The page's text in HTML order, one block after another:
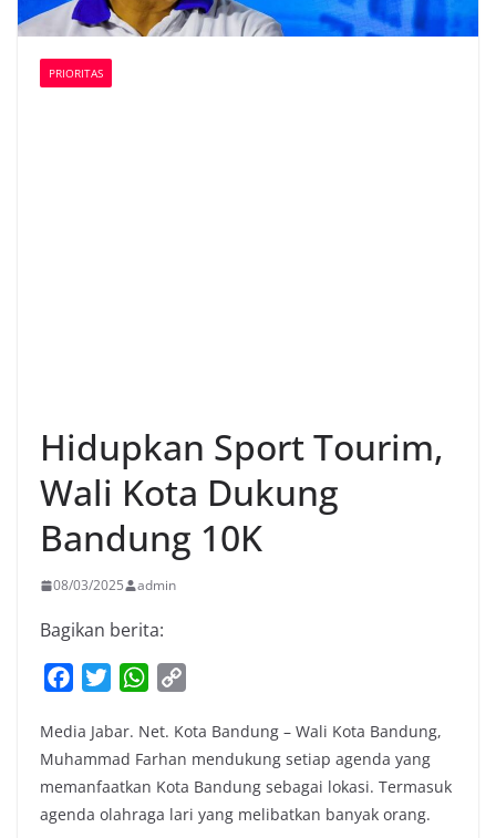
PRIORITAS
Hidupkan Sport Tourim,
Wali Kota Dukung
Bandung 10K
08/03/2025 admin
Bagikan berita:
c
e
b
o
i
t
t
e
W
a
t
s
A
p
y
L
i
Media Jabar. Net. Kota Bandung – Wali Kota Bandung,
Muhammad Farhan mendukung setiap agenda yang
memanfaatkan Kota Bandung sebagai lokasi. Termasuk
agenda olahraga lari yang melibatkan banyak orang.